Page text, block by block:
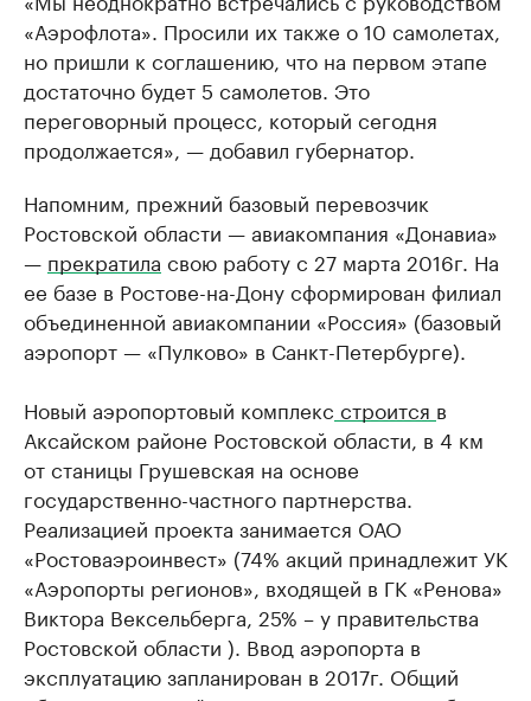
«Аэрофлота». Просили их также о 10 самолетах,
но пришли к соглашению, что на первом этапе
достаточно будет 5 самолетов. Это
переговорный процесс, который сегодня
продолжается», — добавил губернатор.
Напомним, прежний базовый перевозчик
Ростовской области — авиакомпания «Донавиа»
— прекратила свою работу с 27 марта 2016г. На
ее базе в Ростове-на-Дону сформирован филиал
объединенной авиакомпании «Россия» (базовый
аэропорт — «Пулково» в Санкт-Петербурге).
Новый аэропортовый комплекс строится в
Аксайском районе Ростовской области, в 4 км
от станицы Грушевская на основе
государственно-частного партнерства.
Реализацией проекта занимается ОАО
«Ростоваэроинвест» (74% акций принадлежит УК
«Аэропорты регионов», входящей в ГК «Ренова»
Виктора Вексельберга, 25% – у правительства
Ростовской области ). Ввод аэропорта в
эксплуатацию запланирован в 2017г. Общий